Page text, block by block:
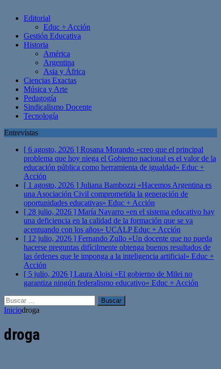
Editorial
Educ + Acción
Gestión Educativa
Historia
América
Argentina
Asia y África
Ciencias Exactas
Música y Arte
Pedagogía
Sindicalismo Docente
Tecnología
Entrevistas
[ 6 agosto, 2026 ] Rosana Morando «creo que el principal
problema que hoy niega el Gobierno nacional es el valor de la
educación pública como herramienta de igualdad» Educ +
Acción
[ 1 agosto, 2026 ] Juliana Bambozzi «Hacemos Argentina es
una Asociación Civil comprometida la generación de
oportunidades educativas» Educ + Acción
[ 28 julio, 2026 ] María Navarro «en el sistema educativo hay
una deficiencia en la calidad de la formación que se va
acentuando con los años» UCALPEduc + Acción
[ 12 julio, 2026 ] Fernando Zullo «Un docente que no pueda
hacerse preguntas difícilmente obtenga buenos resultados de
las órdenes que le imponga a la inteligencia artificial» Educ +
Acción
[ 5 julio, 2026 ] Laura Aloisi «El gobierno de Milei no
garantiza ningún federalismo educativo» Educ + Acción
Buscar:
Iniciodroga
droga